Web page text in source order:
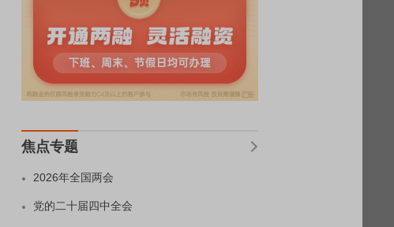
焦点专题
2026年全国两会
党的二十届四中全会